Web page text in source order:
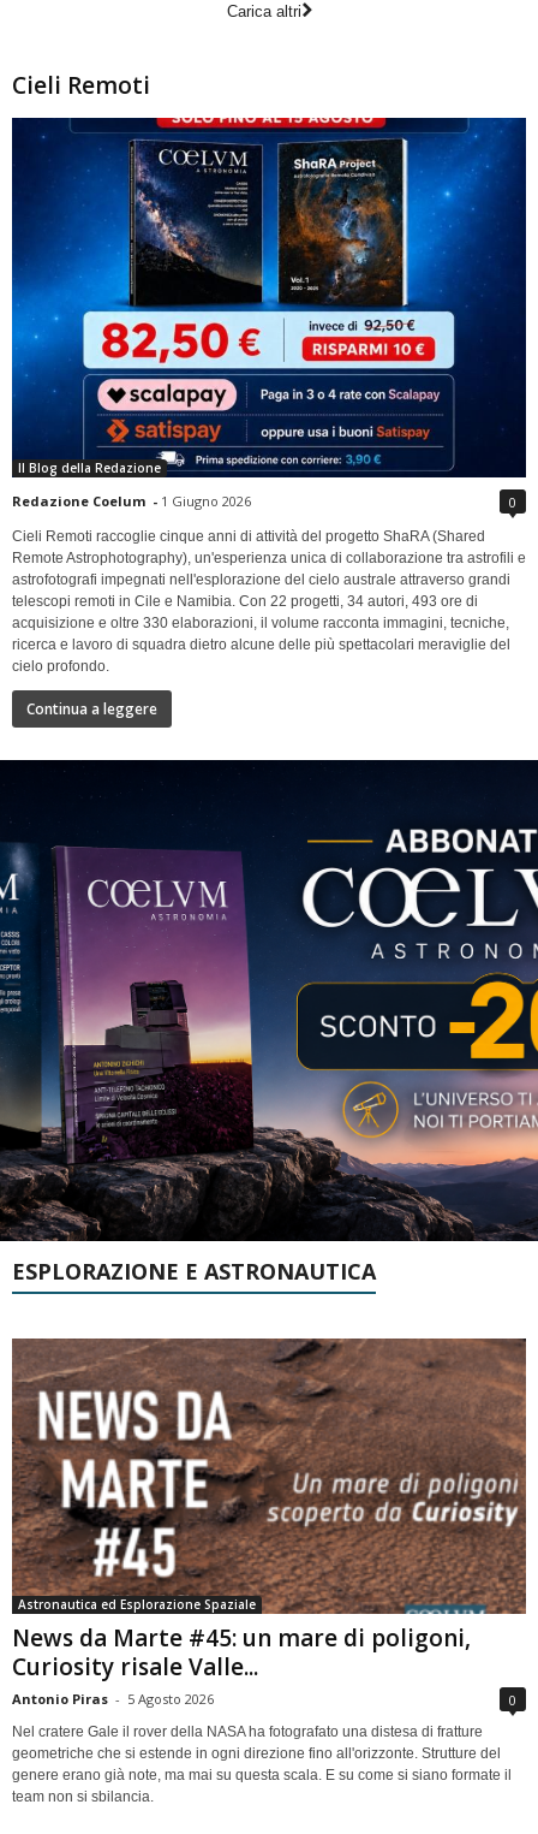
Carica altri
Cieli Remoti
Il Blog della Redazione
Redazione Coelum - 1 Giugno 2026 0
Cieli Remoti raccoglie cinque anni di attività del progetto ShaRA (Shared
Remote Astrophotography), un'esperienza unica di collaborazione tra astrofili e
astrofotografi impegnati nell'esplorazione del cielo australe attraverso grandi
telescopi remoti in Cile e Namibia. Con 22 progetti, 34 autori, 493 ore di
acquisizione e oltre 330 elaborazioni, il volume racconta immagini, tecniche,
ricerca e lavoro di squadra dietro alcune delle più spettacolari meraviglie del
cielo profondo.
Continua a leggere
ESPLORAZIONE E ASTRONAUTICA
Astronautica ed Esplorazione Spaziale
News da Marte #45: un mare di poligoni,
Curiosity risale Valle...
Antonio Piras - 5 Agosto 2026 0
Nel cratere Gale il rover della NASA ha fotografato una distesa di fratture
geometriche che si estende in ogni direzione fino all'orizzonte. Strutture del
genere erano già note, ma mai su questa scala. E su come si siano formate il
team non si sbilancia.